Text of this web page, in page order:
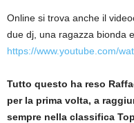
Online si trova anche il
due dj, una ragazza bionda
https://www.youtube.com/
Tutto questo ha reso
per la prima volta, a
sempre nella classifica